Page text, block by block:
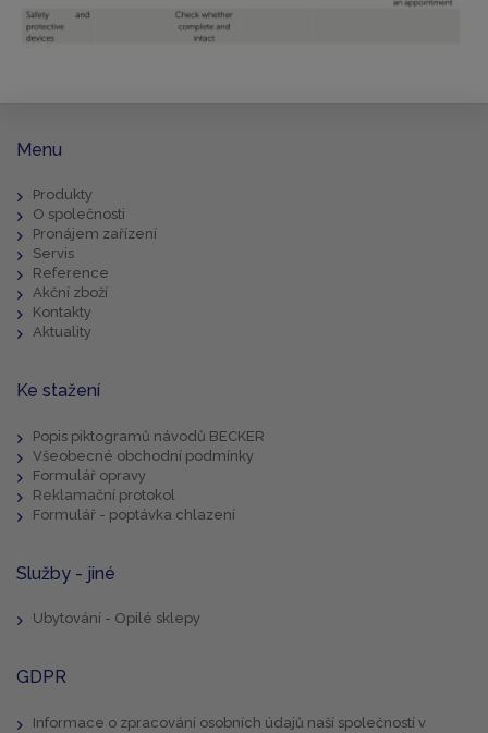
Menu
Produkty
O společnosti
Pronájem zařízení
Servis
Reference
Akční zboží
Kontakty
Aktuality
Ke stažení
Popis piktogramů návodů BECKER
Všeobecné obchodní podmínky
Formulář opravy
Reklamační protokol
Formulář - poptávka chlazení
Služby - jiné
Ubytování - Opilé sklepy
GDPR
Informace o zpracování osobních údajů naší společností v